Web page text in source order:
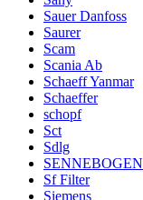
Sauer Danfoss
Saurer
Scam
Scania Ab
Schaeff Yanmar
Schaeffer
schopf
Sct
Sdlg
SENNEBOGEN
Sf Filter
Siemens